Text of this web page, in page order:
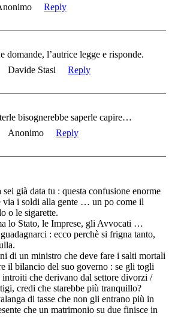
Reply
domande, l’autrice legge e risponde.
Davide Stasi Reply
bisognerebbe saperle capire…
Anonimo Reply
sei già data tu : questa confusione enorme
via i soldi alla gente … un po come il
o le sigarette.
lo Stato, le Imprese, gli Avvocati …
: ecco perchè si frigna tanto,
di un ministro che deve fare i salti mortali
il bilancio del suo governo : se gli togli
introiti che derivano dal settore divorzi /
credi che starebbe più tranquillo?
di tasse che non gli entrano più in
che un matrimonio su due finisce in